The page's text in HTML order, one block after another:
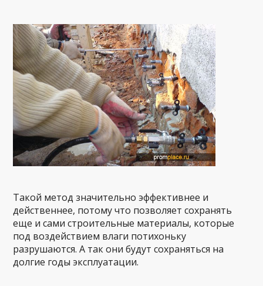
Такой метод значительно эффективнее и
действеннее, потому что позволяет сохранять
еще и сами строительные материалы, которые
под воздействием влаги потихоньку
разрушаются. А так они будут сохраняться на
долгие годы эксплуатации.